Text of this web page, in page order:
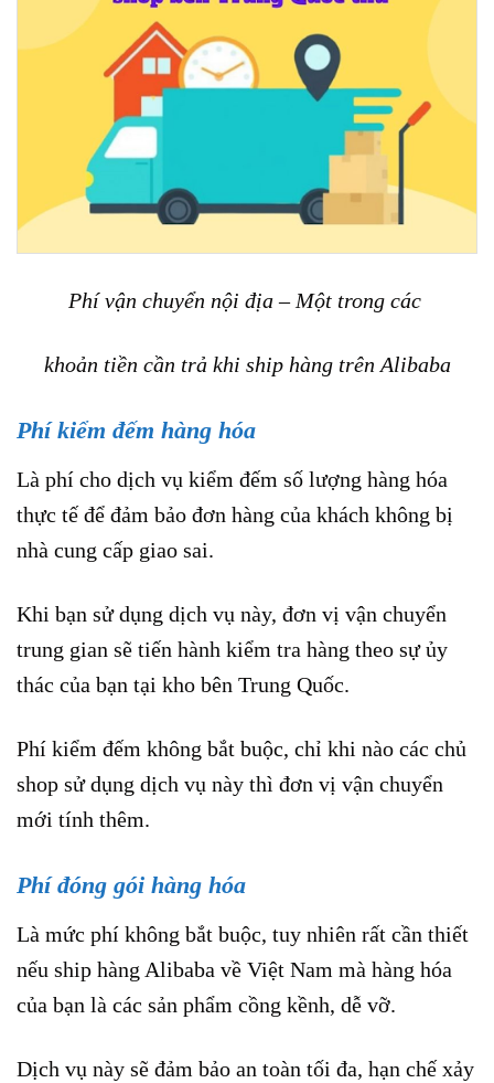
Phí vận chuyển nội địa – Một trong các
khoản tiền cần trả khi ship hàng trên Alibaba
Phí kiểm đếm hàng hóa
Là phí cho dịch vụ kiểm đếm số lượng hàng hóa
thực tế để đảm bảo đơn hàng của khách không bị
nhà cung cấp giao sai.
Khi bạn sử dụng dịch vụ này, đơn vị vận chuyển
trung gian sẽ tiến hành kiểm tra hàng theo sự ủy
thác của bạn tại kho bên Trung Quốc.
Phí kiểm đếm không bắt buộc, chỉ khi nào các chủ
shop sử dụng dịch vụ này thì đơn vị vận chuyển
mới tính thêm.
Phí đóng gói hàng hóa
Là mức phí không bắt buộc, tuy nhiên rất cần thiết
nếu ship hàng Alibaba về Việt Nam mà hàng hóa
của bạn là các sản phẩm cồng kềnh, dễ vỡ.
Dịch vụ này sẽ đảm bảo an toàn tối đa, hạn chế xảy